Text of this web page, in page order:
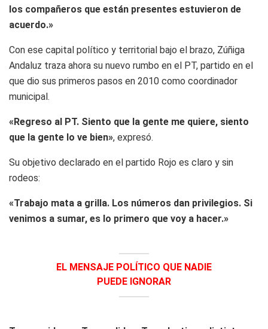
los compañeros que están presentes estuvieron de
acuerdo.»
Con ese capital político y territorial bajo el brazo, Zúñiga
Andaluz traza ahora su nuevo rumbo en el PT, partido en el
que dio sus primeros pasos en 2010 como coordinador
municipal.
«Regreso al PT. Siento que la gente me quiere, siento
que la gente lo ve bien», expresó.
Su objetivo declarado en el partido Rojo es claro y sin
rodeos:
«Trabajo mata a grilla. Los números dan privilegios. Si
venimos a sumar, es lo primero que voy a hacer.»
EL MENSAJE POLÍTICO QUE NADIE
PUEDE IGNORAR